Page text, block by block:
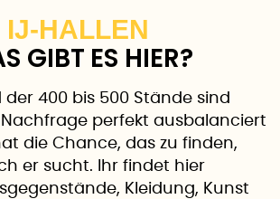
IJ-HALLEN
GIBT ES HIER?
400 bis 500 Stände sind
perfekt ausbalanciert
die Chance, das zu finden,
er sucht. Ihr findet hier
Kleidung, Kunst